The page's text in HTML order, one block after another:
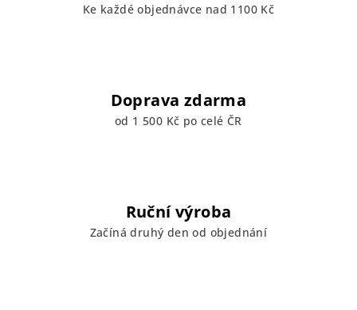
Ke každé objednávce nad 1100 Kč
Doprava zdarma
od 1 500 Kč po celé ČR
Ruční výroba
Začíná druhý den od objednání